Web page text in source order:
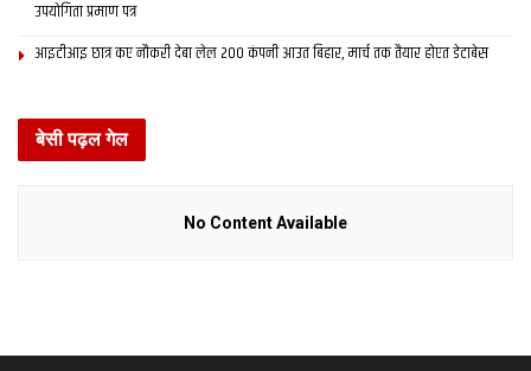
उपयोगिता प्रमाण पत्र
आइटीआइ छात्र कए नौकरी देबा लेल 200 कंपनी आउत बिहार, मार्च तक तैयार होएत डेटाबेस
बेसी पढ़ल गेल
No Content Available